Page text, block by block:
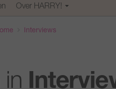
Over HARRY!
Interviews
in